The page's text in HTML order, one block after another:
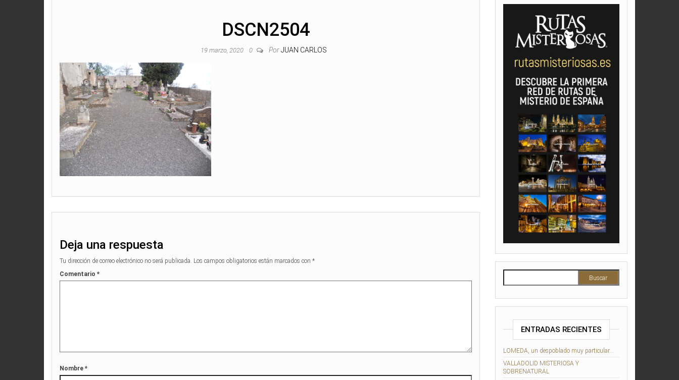
DSCN2504
19 marzo, 2020 0 Por JUAN CARLOS
Deja una respuesta
Tu dirección de correo electrónico no será publicada. Los campos obligatorios están marcados con *
Comentario *
Nombre *
ENTRADAS RECIENTES
LOMEDA, un despoblado muy particular…
VALLADOLID MISTERIOSA Y
SOBRENATURAL